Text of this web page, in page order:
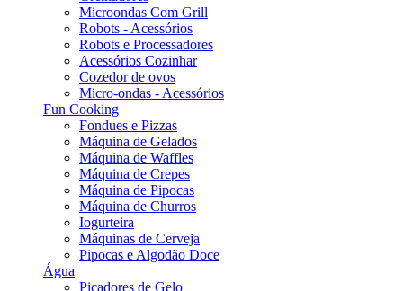
Microondas Com Grill
Robots - Acessórios
Robots e Processadores
Acessórios Cozinhar
Cozedor de ovos
Micro-ondas - Acessórios
Fun Cooking
Fondues e Pizzas
Máquina de Gelados
Máquina de Waffles
Máquina de Crepes
Máquina de Pipocas
Máquina de Churros
Iogurteira
Máquinas de Cerveja
Pipocas e Algodão Doce
Água
Picadores de Gelo